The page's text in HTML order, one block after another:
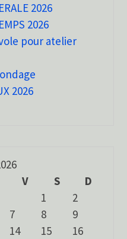
2026
2026
pour atelier
2026
V S
D
1
2
7 8
9
14 15
16